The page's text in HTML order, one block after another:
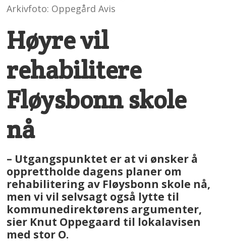
Arkivfoto: Oppegård Avis
Høyre vil
rehabilitere
Fløysbonn skole
nå
– Utgangspunktet er at vi ønsker å
opprettholde dagens planer om
rehabilitering av Fløysbonn skole nå,
men vi vil selvsagt også lytte til
kommunedirektørens argumenter,
sier Knut Oppegaard til lokalavisen
med stor O.